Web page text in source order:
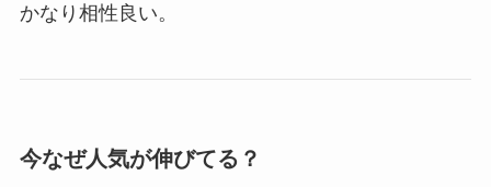
かなり相性良い。
今なぜ人気が伸びてる？